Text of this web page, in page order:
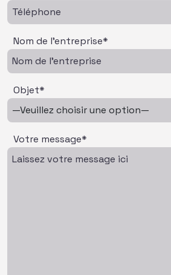
Nom de l'entreprise*
Objet*
Votre message*